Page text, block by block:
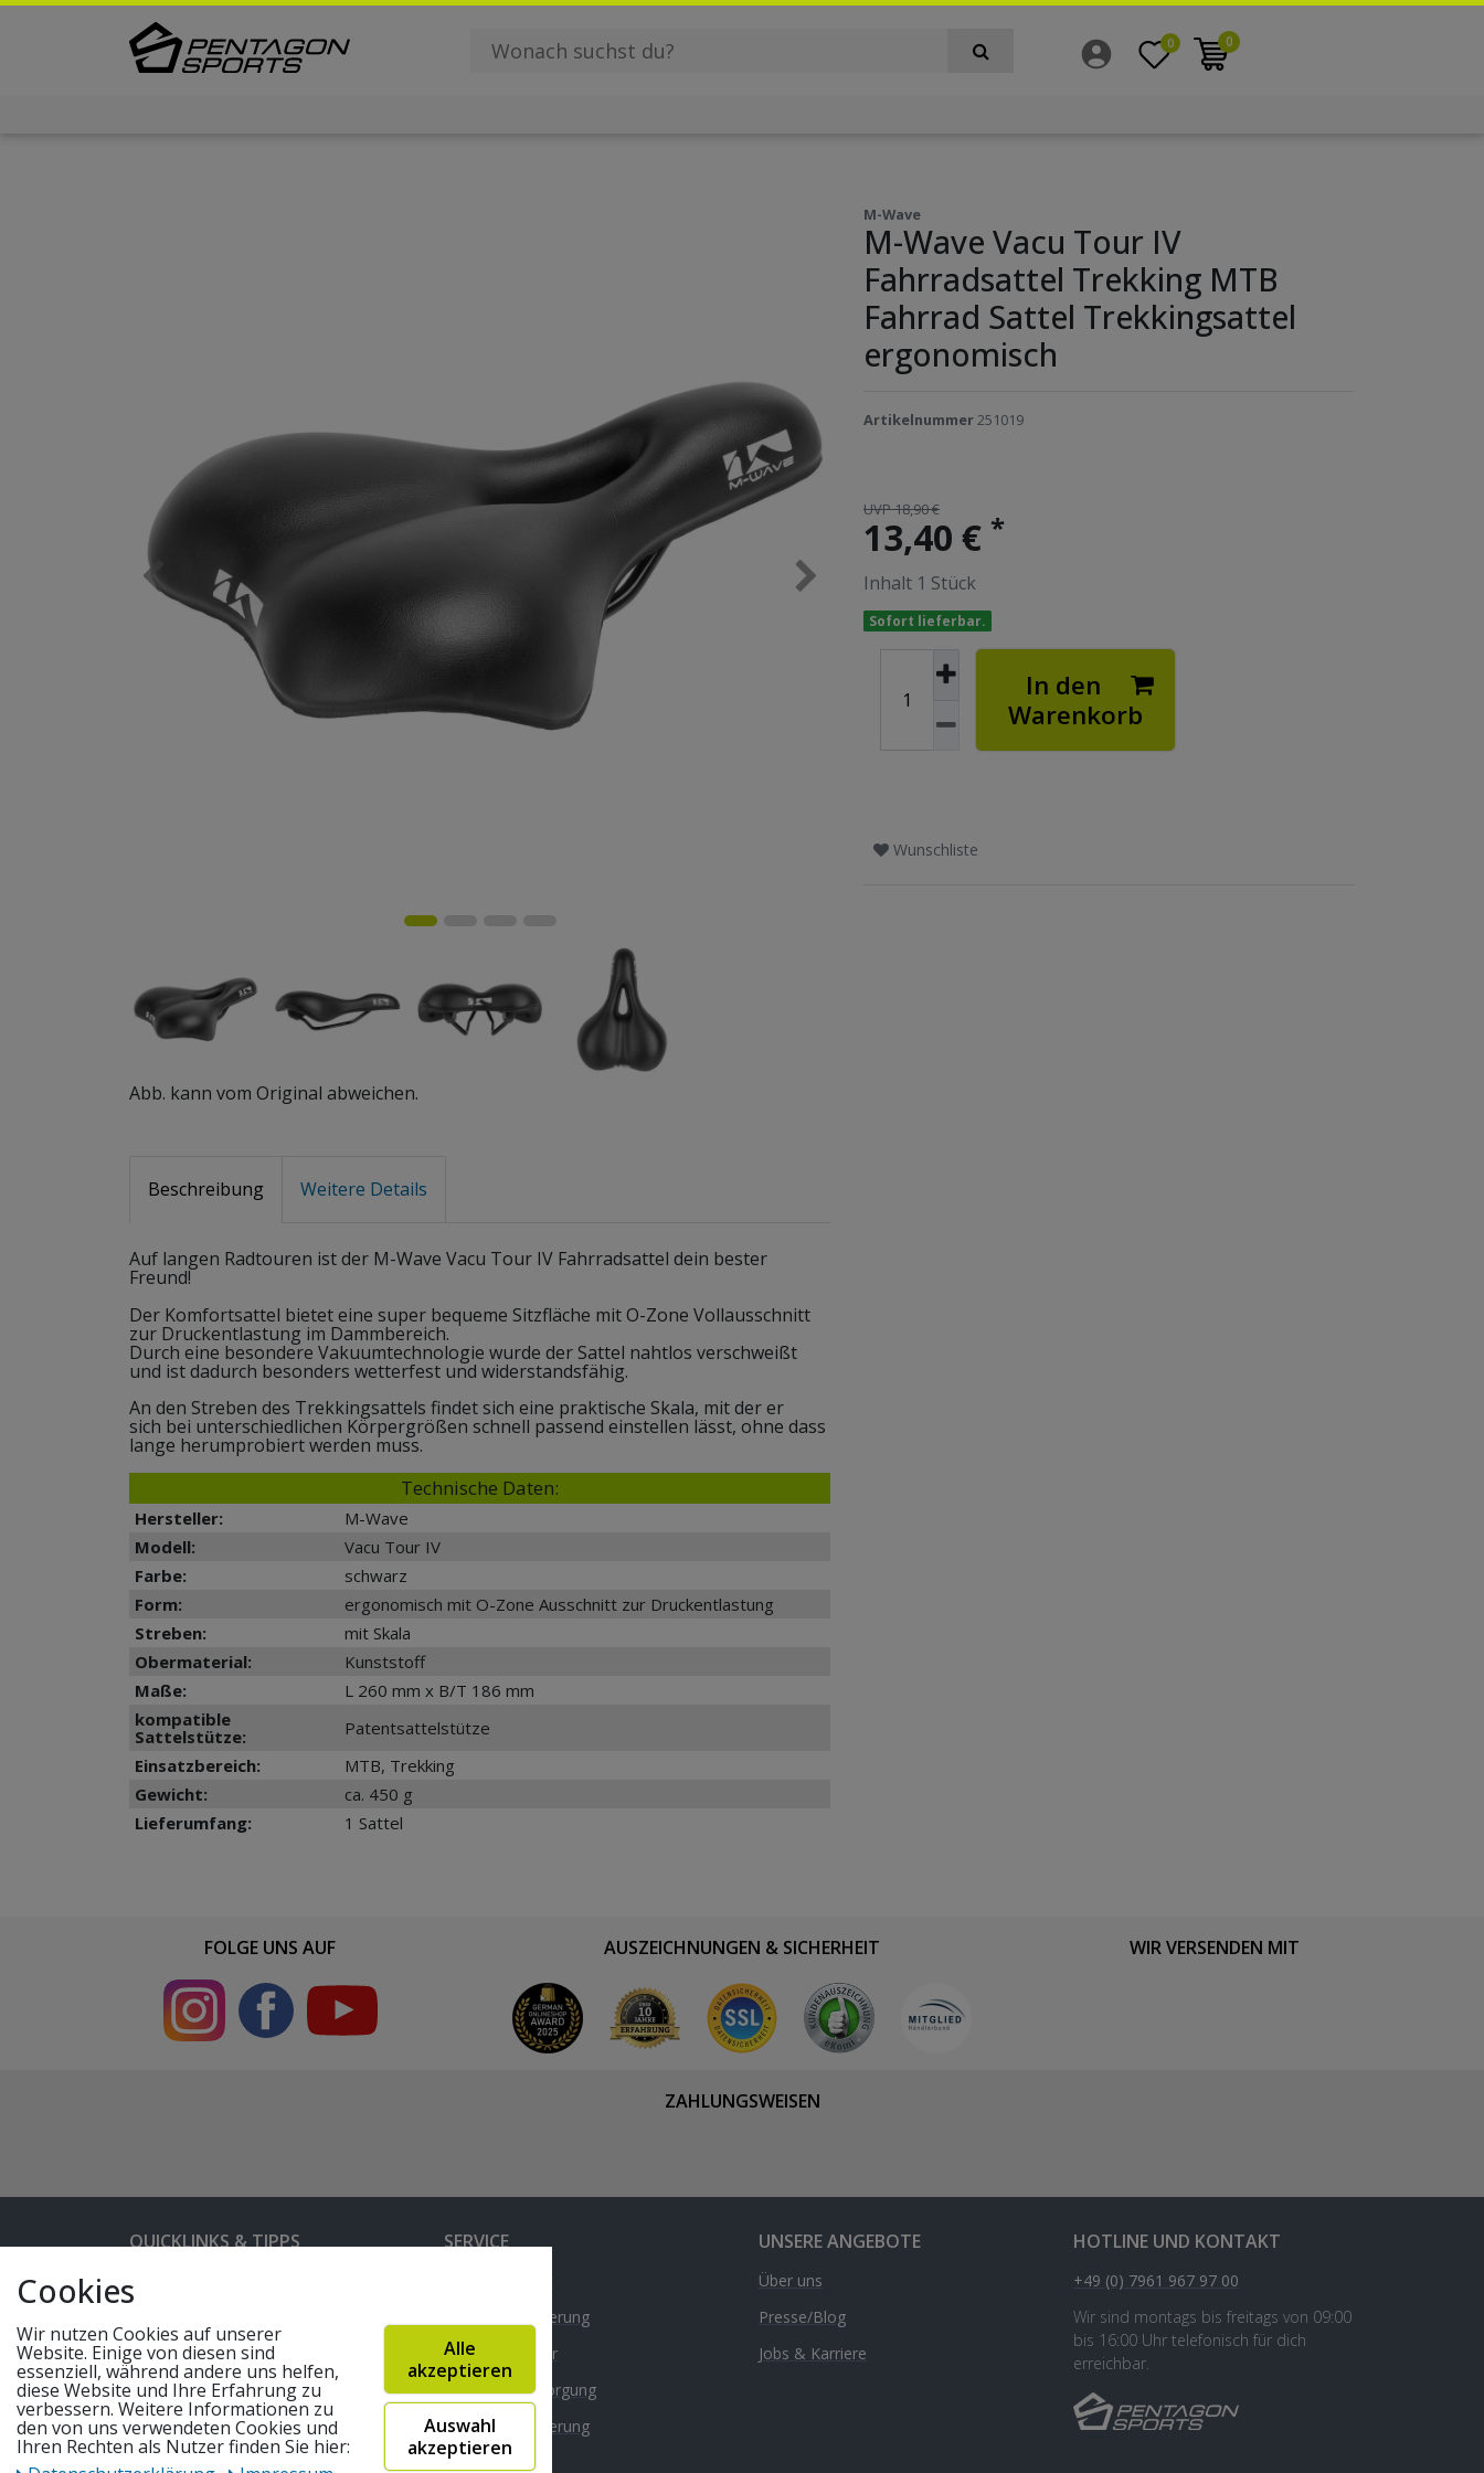
0 0
Abb. kann vom Original abweichen.
M-Wave
M-Wave Vacu Tour IV
Fahrradsattel Trekking MTB
Fahrrad Sattel Trekkingsattel
ergonomisch
Artikelnummer251019
UVP 18,90 €
13,40 € *
Inhalt 1 Stück
Sofort lieferbar.
In den
Warenkorb
Wunschliste
Beschreibung Weitere Details
Auf langen Radtouren ist der M-Wave Vacu Tour IV Fahrradsattel dein bester
Freund!
Der Komfortsattel bietet eine super bequeme Sitzfläche mit O-Zone Vollausschnitt
zur Druckentlastung im Dammbereich.
Durch eine besondere Vakuumtechnologie wurde der Sattel nahtlos verschweißt
und ist dadurch besonders wetterfest und widerstandsfähig.
An den Streben des Trekkingsattels findet sich eine praktische Skala, mit der er
sich bei unterschiedlichen Körpergrößen schnell passend einstellen lässt, ohne dass
lange herumprobiert werden muss.
Technische Daten:
Hersteller:
M-Wave
Modell:
Vacu Tour IV
Farbe:
schwarz
Form:
ergonomisch mit O-Zone Ausschnitt zur Druckentlastung
Streben:
mit Skala
Obermaterial:
Kunststoff
Maße:
L 260 mm x B/T 186 mm
kompatible
Sattelstütze:
Patentsattelstütze
Einsatzbereich:
MTB, Trekking
Gewicht:
ca. 450 g
Lieferumfang:
1 Sattel
FOLGE UNS AUF AUSZEICHNUNGEN & SICHERHEIT WIR VERSENDEN MIT
ZAHLUNGSWEISEN
QUICKLINKS & TIPPS
Partnerprogramm
Marken
FAQ
SERVICE
Versand & Lieferung
Rahmenrechner
Altgeräte-Entsorgung
Fahrradversicherung
UNSERE ANGEBOTE
Über uns
Presse/Blog
Jobs & Karriere
HOTLINE UND KONTAKT
+49 (0) 7961 967 97 00
Wir sind montags bis freitags von 09:00
bis 16:00 Uhr telefonisch für dich
erreichbar.
Cookies
Wir nutzen Cookies auf unserer
Website. Einige von diesen sind
essenziell, während andere uns helfen,
diese Website und Ihre Erfahrung zu
verbessern. Weitere Informationen zu
den von uns verwendeten Cookies und
Ihren Rechten als Nutzer finden Sie hier:
Alle
akzeptieren
Auswahl
akzeptieren